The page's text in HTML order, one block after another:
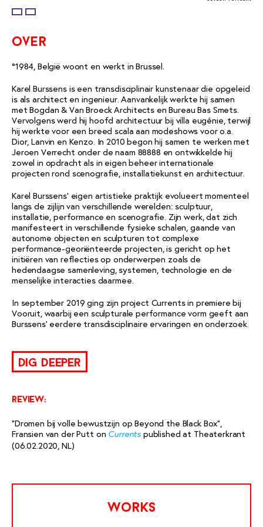
over
°1984, België woont en werkt in Brussel.
Karel Burssens is een transdisciplinair kunstenaar die opgeleid
is als architect en ingenieur. Aanvankelijk werkte hij samen
met Bogdan & Van Broeck Architects en Bureau Bas Smets.
Vervolgens werd hij hoofd architectuur bij villa eugénie, terwijl
hij werkte voor een breed scala aan modeshows voor o.a.
Dior, Lanvin en Kenzo. In 2010 begon hij samen te werken met
Jeroen Verrecht onder de naam 88888 en ontwikkelde hij
zowel in opdracht als in eigen beheer internationale
projecten rond scenografie, installatiekunst en architectuur.
Karel Burssens’ eigen artistieke praktijk evolueert momenteel
langs de zijlijn van verschillende werelden: sculptuur,
installatie, performance en scenografie. Zijn werk, dat zich
manifesteert in verschillende fysieke schalen, gaande van
autonome objecten en sculpturen tot complexe
performance-georiënteerde projecten, is gericht op het
initiëren van reflecties op onderwerpen zoals de
hedendaagse samenleving, systemen, technologie en de
menselijke interacties daarmee.
In september 2019 ging zijn project Currents in premiere bij
Vooruit, waarbij een sculpturale performance vorm geeft aan
Burssens’ eerdere transdisciplinaire ervaringen en onderzoek.
dig deeper
review:
“Dromen bij volle bewustzijn op Beyond the Black Box”,
Fransien van der Putt on Currents published at Theaterkrant
(06.02.2020, NL)
works